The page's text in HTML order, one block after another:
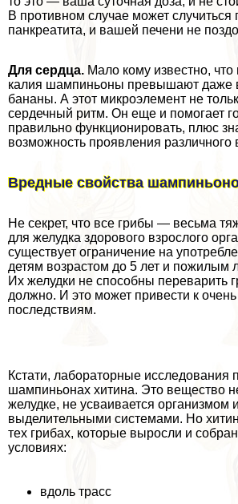
В противном случае может случиться
панкреатита, и вашей печени не
Для сердца. Мало кому известно,
калия шампиньоны превышают даже
бананы. А этот микроэлемент не
сердечный ритм. Он еще и помогает
правильно функционировать, плюс
возможность проявления различного
Вредные свойства
Не секрет, что все грибы — весьма
для желудка здорового взрослого
существует ограничение на
детям возрастом до 5 лет и пожилым
Их желудки не способны переварить
должно. И это может привести к
последствиям.
Кстати, лабораторные исследования
шампиньонах хитина. Это вещество
желудке, не усваивается организмом
выделительными системами. Но
тех грибах, которые выросли и
условиях:
вдоль трасс